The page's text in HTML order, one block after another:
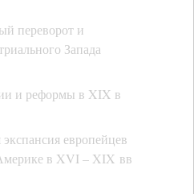
переворот и
Запада
и реформы в XIX в
европейцев
в XVI – XIX вв